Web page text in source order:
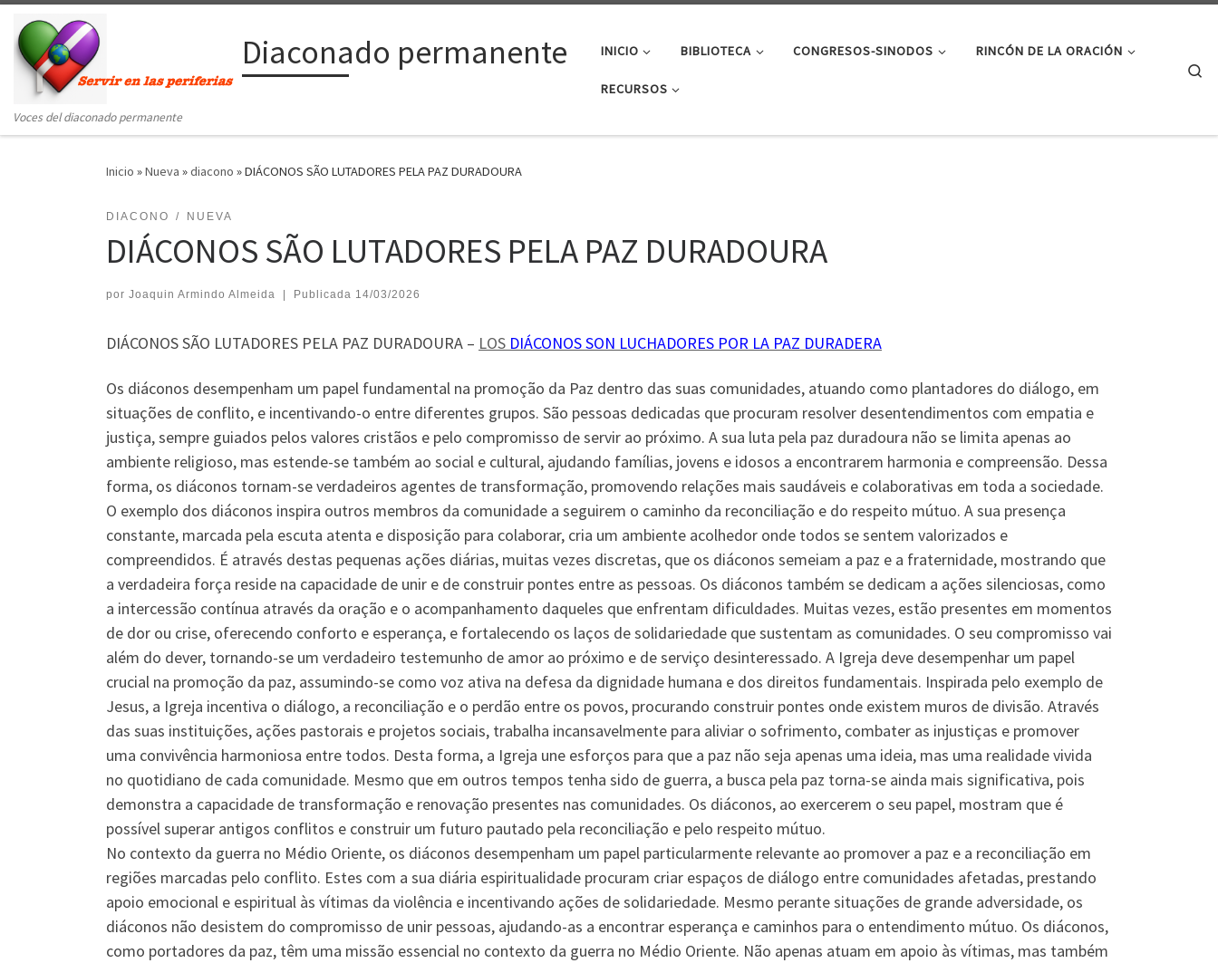
Saltar al contenido
Diaconado permanente
Voces del diaconado permanente
INICIO BIBLIOTECA CONGRESOS-SINODOS RINCÓN DE LA ORACIÓN
RECURSOS
Inicio »Nueva »diacono »DIÁCONOS SÃO LUTADORES PELA PAZ DURADOURA
DIACONO NUEVA
DIÁCONOS SÃO LUTADORES PELA PAZ DURADOURA
por Joaquin Armindo Almeida Publicada 14/03/2026
DIÁCONOS SÃO LUTADORES PELA PAZ DURADOURA – LOS DIÁCONOS SON LUCHADORES POR LA PAZ DURADERA
Os diáconos desempenham um papel fundamental na promoção da Paz dentro das suas comunidades, atuando como plantadores do diálogo, em
situações de conflito, e incentivando-o entre diferentes grupos. São pessoas dedicadas que procuram resolver desentendimentos com empatia e
justiça, sempre guiados pelos valores cristãos e pelo compromisso de servir ao próximo. A sua luta pela paz duradoura não se limita apenas ao
ambiente religioso, mas estende-se também ao social e cultural, ajudando famílias, jovens e idosos a encontrarem harmonia e compreensão. Dessa
forma, os diáconos tornam-se verdadeiros agentes de transformação, promovendo relações mais saudáveis e colaborativas em toda a sociedade.
O exemplo dos diáconos inspira outros membros da comunidade a seguirem o caminho da reconciliação e do respeito mútuo. A sua presença
constante, marcada pela escuta atenta e disposição para colaborar, cria um ambiente acolhedor onde todos se sentem valorizados e
compreendidos. É através destas pequenas ações diárias, muitas vezes discretas, que os diáconos semeiam a paz e a fraternidade, mostrando que
a verdadeira força reside na capacidade de unir e de construir pontes entre as pessoas. Os diáconos também se dedicam a ações silenciosas, como
a intercessão contínua através da oração e o acompanhamento daqueles que enfrentam dificuldades. Muitas vezes, estão presentes em momentos
de dor ou crise, oferecendo conforto e esperança, e fortalecendo os laços de solidariedade que sustentam as comunidades. O seu compromisso vai
além do dever, tornando-se um verdadeiro testemunho de amor ao próximo e de serviço desinteressado. A Igreja deve desempenhar um papel
crucial na promoção da paz, assumindo-se como voz ativa na defesa da dignidade humana e dos direitos fundamentais. Inspirada pelo exemplo de
Jesus, a Igreja incentiva o diálogo, a reconciliação e o perdão entre os povos, procurando construir pontes onde existem muros de divisão. Através
das suas instituições, ações pastorais e projetos sociais, trabalha incansavelmente para aliviar o sofrimento, combater as injustiças e promover
uma convivência harmoniosa entre todos. Desta forma, a Igreja une esforços para que a paz não seja apenas uma ideia, mas uma realidade vivida
no quotidiano de cada comunidade. Mesmo que em outros tempos tenha sido de guerra, a busca pela paz torna-se ainda mais significativa, pois
demonstra a capacidade de transformação e renovação presentes nas comunidades. Os diáconos, ao exercerem o seu papel, mostram que é
possível superar antigos conflitos e construir um futuro pautado pela reconciliação e pelo respeito mútuo.
No contexto da guerra no Médio Oriente, os diáconos desempenham um papel particularmente relevante ao promover a paz e a reconciliação em
regiões marcadas pelo conflito. Estes com a sua diária espiritualidade procuram criar espaços de diálogo entre comunidades afetadas, prestando
apoio emocional e espiritual às vítimas da violência e incentivando ações de solidariedade. Mesmo perante situações de grande adversidade, os
diáconos não desistem do compromisso de unir pessoas, ajudando-as a encontrar esperança e caminhos para o entendimento mútuo. Os diáconos,
como portadores da paz, têm uma missão essencial no contexto da guerra no Médio Oriente. Não apenas atuam em apoio às vítimas, mas também